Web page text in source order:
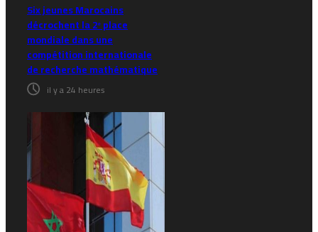
Six jeunes Marocains
décrochent la 2ᵉ place
mondiale dans une
compétition internationale
de recherche mathématique
il y a 24 heures